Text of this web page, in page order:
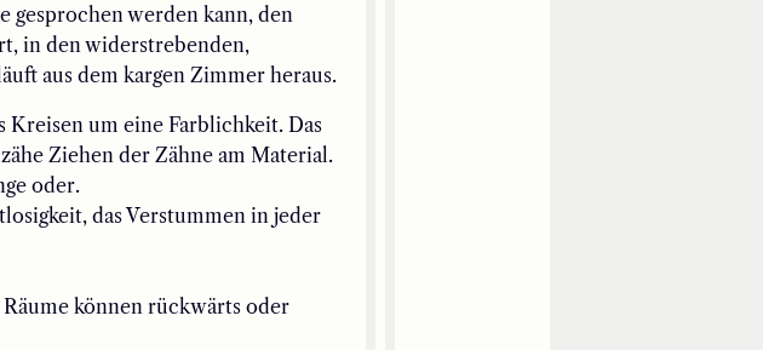
gesprochen werden kann, den
in den widerstrebenden,
aus dem kargen Zimmer heraus.
Kreisen um eine Farblichkeit. Das
Ziehen der Zähne am Material.
oder.
das Verstummen in jeder
können rückwärts oder